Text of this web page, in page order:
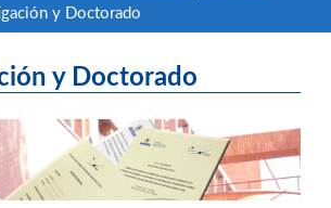
y Doctorado
y Doctorado